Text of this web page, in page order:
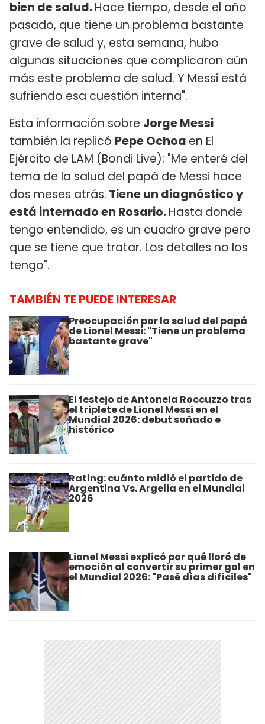
bien de salud.Hace tiempo, desde el año
pasado, que tiene un problema bastante
grave de salud y, esta semana, hubo
algunas situaciones que complicaron aún
más este problema de salud. Y Messi está
sufriendo esa cuestión interna".
Esta información sobre Jorge Messi
también la replicó Pepe Ochoa en El
Ejército de LAM (Bondi Live): "Me enteré del
tema de la salud del papá de Messi hace
dos meses atrás. Tiene un diagnóstico y
está internado en Rosario.Hasta donde
tengo entendido, es un cuadro grave pero
que se tiene que tratar. Los detalles no los
tengo".
TAMBIÉN TE PUEDE INTERESAR
Preocupación por la salud del papá
de Lionel Messi: "Tiene un problema
bastante grave"
El festejo de Antonela Roccuzzo tras
el triplete de Lionel Messi en el
Mundial 2026: debut soñado e
histórico
Rating: cuánto midió el partido de
Argentina Vs. Argelia en el Mundial
2026
Lionel Messi explicó por qué lloró de
emoción al convertir su primer gol en
el Mundial 2026: "Pasé días difíciles"